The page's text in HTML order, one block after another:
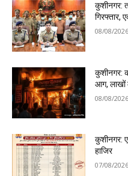
कुशीनगर:
गिरफ्तार,
08/08/2026
कुशीनगर:
आग, लाखों
08/08/2026
कुशीनगर:
हाजिर
07/08/2026